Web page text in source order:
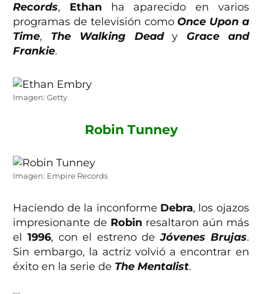
Records, Ethan ha aparecido en varios
programas de televisión como Once Upon a
Time, The Walking Dead y Grace and
Frankie.
Imagen: Getty
Robin Tunney
Imagen: Empire Records
Haciendo de la inconforme Debra, los ojazos
impresionante de Robin resaltaron aún más
el1996, con el estreno deJóvenes Brujas.
Sin embargo, la actriz volvió a encontrar en
éxito en la serie de The Mentalist.